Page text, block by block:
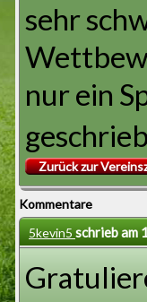
sehr
nur ein
Zurück zur
Kommentare
5kevin5 schrieb am